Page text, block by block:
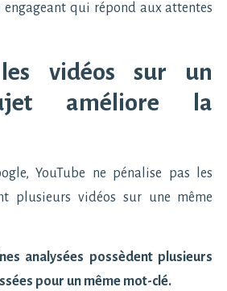
qui répond aux attentes
vidéos sur un
améliore la
YouTube ne pénalise pas les
plusieurs vidéos sur une même
analysées possèdent plusieurs
pour un même mot-clé.